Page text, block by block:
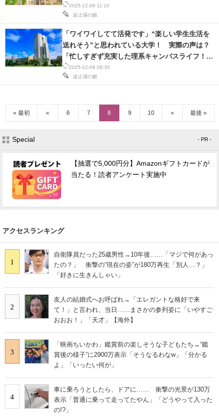
2025-12-08 11:10
波止場の鯱
ルで幅広い友達ができる」
2025-12-08 08:30
波止場の鯱
「ワイワイしてて活発です」“楽しい学生生活を
送れそう”と思われている大学！ 実際の声は？
「忙しすぎず充実した理系キャンパスライフ！」
「散歩すると楽しい」
« 最初 « 6 7 8 9 10 » 最後 »
Special - PR -
【抽選で5,000円分】Amazonギフトカードが
当たる！読者アンケート実施中
アクセスランキング
1
自衛隊員だった25歳男性→10年後……「マジで何があっ
たの？」 衝撃の“現在の姿”が180万再生「別人…？」
「好きに生きんしゃい」
2
友人の結婚式へお呼ばれ→「エレガントな格好で来
て！」と言われ、当日……まさかの参列姿に「いやすご
おおお！」「天才」【海外】
3
「映画ちいかわ」鑑賞前の楽しそうな子どもたち→“鑑
賞後の様子”に2900万表示「そうなるわなw」「分かる
よ」「いったい何が」
4
車に乗ろうとしたら、ドアに…… 衝撃の光景が130万
表示「普通に乗って走ってたやん」「どうやって入った
の!?」